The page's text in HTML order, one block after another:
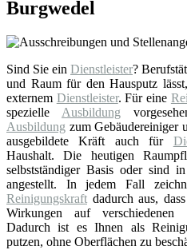
Burgwedel
Sind Sie ein Dienstleister?
und Raum für den Hausputz
externem Dienstleister. Für eine
spezielle Ausbildung
Ausbildung zum Gebäudereiniger
ausgebildete Kräft auch für
Haushalt. Die heutigen
selbstständiger Basis oder sind
angestellt. In jedem Fall
Reinigungskraft dadurch aus,
Wirkungen auf verschiedenen
Dadurch ist es Ihnen als
putzen, ohne Oberflächen zu